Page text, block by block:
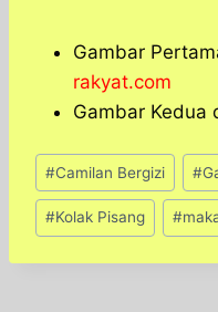
Gambar
rakyat.com
Gambar Kedua
Post
Tags:
#Camilan Bergizi #
#Kolak Pisang #